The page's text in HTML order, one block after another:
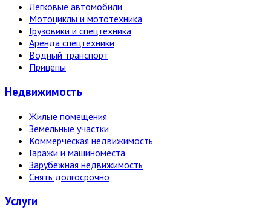
Легковые автомобили
Мотоциклы и мототехника
Грузовики и спецтехника
Аренда спецтехники
Водный транспорт
Прицепы
Недвижи­мость
Жилые помещения
Земельные участки
Коммерческая недвижимость
Гаражи и машиноместа
Зарубежная недвижимость
Снять долгосрочно
Услуги